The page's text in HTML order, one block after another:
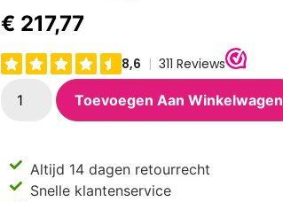
€ 217,77
Toevoegen Aan Winkelwagen
Altijd 14 dagen retourrecht
Snelle klantenservice